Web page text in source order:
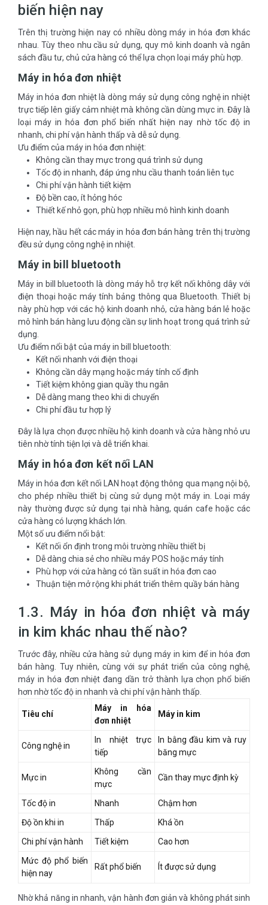
biến hiện nay
Trên thị trường hiện nay có nhiều dòng máy in hóa đơn khác
nhau. Tùy theo nhu cầu sử dụng, quy mô kinh doanh và ngân
sách đầu tư, chủ cửa hàng có thể lựa chọn loại máy phù hợp.
Máy in hóa đơn nhiệt
Máy in hóa đơn nhiệt là dòng máy sử dụng công nghệ in nhiệt
trực tiếp lên giấy cảm nhiệt mà không cần dùng mực in. Đây là
loại máy in hóa đơn phổ biến nhất hiện nay nhờ tốc độ in
nhanh, chi phí vận hành thấp và dễ sử dụng.
Ưu điểm của máy in hóa đơn nhiệt:
Không cần thay mực trong quá trình sử dụng
Tốc độ in nhanh, đáp ứng nhu cầu thanh toán liên tục
Chi phí vận hành tiết kiệm
Độ bền cao, ít hỏng hóc
Thiết kế nhỏ gọn, phù hợp nhiều mô hình kinh doanh
Hiện nay, hầu hết các máy in hóa đơn bán hàng trên thị trường
đều sử dụng công nghệ in nhiệt.
Máy in bill bluetooth
Máy in bill bluetooth là dòng máy hỗ trợ kết nối không dây với
điện thoại hoặc máy tính bảng thông qua Bluetooth. Thiết bị
này phù hợp với các hộ kinh doanh nhỏ, cửa hàng bán lẻ hoặc
mô hình bán hàng lưu động cần sự linh hoạt trong quá trình sử
dụng.
Ưu điểm nổi bật của máy in bill bluetooth:
Kết nối nhanh với điện thoại
Không cần dây mạng hoặc máy tính cố định
Tiết kiệm không gian quầy thu ngân
Dễ dàng mang theo khi di chuyển
Chi phí đầu tư hợp lý
Đây là lựa chọn được nhiều hộ kinh doanh và cửa hàng nhỏ ưu
tiên nhờ tính tiện lợi và dễ triển khai.
Máy in hóa đơn kết nối LAN
Máy in hóa đơn kết nối LAN hoạt động thông qua mạng nội bộ,
cho phép nhiều thiết bị cùng sử dụng một máy in. Loại máy
này thường được sử dụng tại nhà hàng, quán cafe hoặc các
cửa hàng có lượng khách lớn.
Một số ưu điểm nổi bật:
Kết nối ổn định trong môi trường nhiều thiết bị
Dễ dàng chia sẻ cho nhiều máy POS hoặc máy tính
Phù hợp với cửa hàng có tần suất in hóa đơn cao
Thuận tiện mở rộng khi phát triển thêm quầy bán hàng
1.3. Máy in hóa đơn nhiệt và máy
in kim khác nhau thế nào?
Trước đây, nhiều cửa hàng sử dụng máy in kim để in hóa đơn
bán hàng. Tuy nhiên, cùng với sự phát triển của công nghệ,
máy in hóa đơn nhiệt đang dần trở thành lựa chọn phổ biến
hơn nhờ tốc độ in nhanh và chi phí vận hành thấp.
Tiêu chí
Máy in hóa
đơn nhiệt
Máy in kim
Công nghệ in
In nhiệt trực
tiếp
In bằng đầu kim và ruy
băng mực
Mực in
Không cần
mực
Cần thay mực định kỳ
Tốc độ in Nhanh
Chậm hơn
Độ ồn khi in
Thấp
Khá ồn
Chi phí vận hành
Tiết kiệm
Cao hơn
Mức độ phổ biến
hiện nay
Rất phổ biến Ít được sử dụng
Nhờ khả năng in nhanh, vận hành đơn giản và không phát sinh